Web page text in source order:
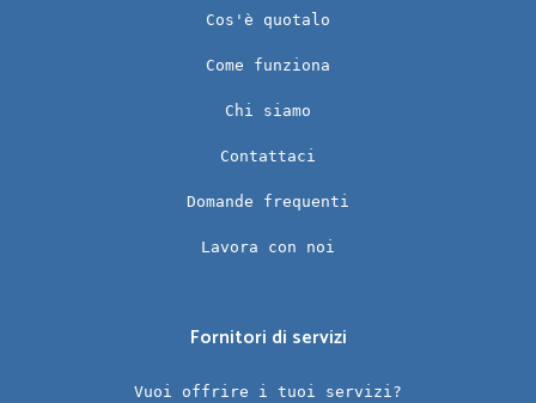
Cos'è quotalo
Come funziona
Chi siamo
Contattaci
Domande frequenti
Lavora con noi
Fornitori di servizi
Vuoi offrire i tuoi servizi?